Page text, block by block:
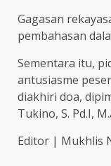
Gagasan
pembahasan
Sementara itu,
antusiasme
diakhiri doa,
Tukino, S. Pd.I,
Editor | Mukhlis